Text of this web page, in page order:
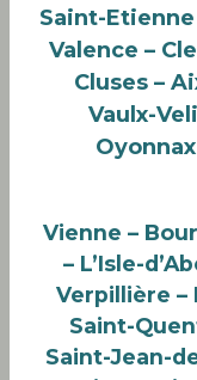
Saint-
Valence –
Cluses –
Vaulx-
Vienne –
– L’Isle-
Verpillière –
Saint-
Saint-Jean-